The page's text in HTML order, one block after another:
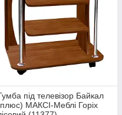
під телевізор Байкал
МАКСІ-Меблі Горіх